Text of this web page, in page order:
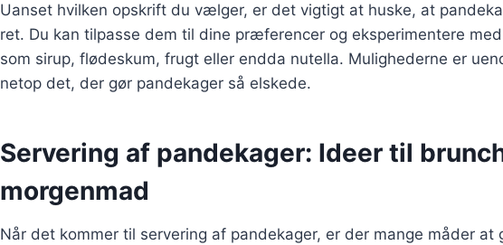
Uanset hvilken opskrift du vælger, er det vigtigt at huske, at
ret. Du kan tilpasse dem til dine præferencer og eksperimentere
som sirup, flødeskum, frugt eller endda nutella. Mulighederne er
netop det, der gør pandekager så elskede.
Servering af pandekager: Ideer til
morgenmad
Når det kommer til servering af pandekager, er der mange måder at